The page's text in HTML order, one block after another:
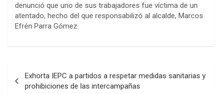
denunció que uno de sus trabajadores fue víctima de un
atentado, hecho del que responsabilizó al alcalde, Marcos
Efrén Parra Gómez.
de
Exhorta IEPC a partidos a respetar medidas sanitarias y
prohibiciones de las intercampañas